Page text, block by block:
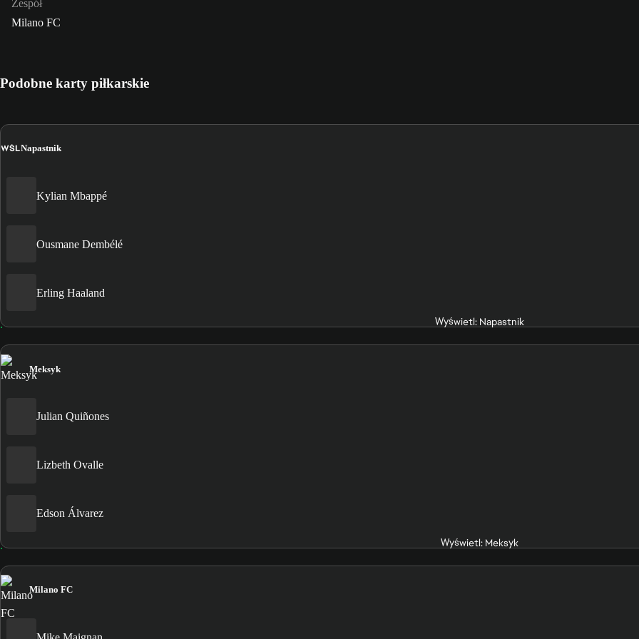
Zespół
Milano FC
Podobne karty piłkarskie
WŚLNapastnik
Kylian Mbappé
Ousmane Dembélé
Erling Haaland
Wyświetl: Napastnik
Meksyk
Julian Quiñones
Lizbeth Ovalle
Edson Álvarez
Wyświetl: Meksyk
Milano FC